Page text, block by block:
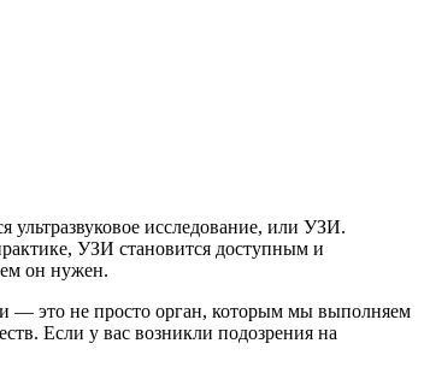
ультразвуковое исследование, или УЗИ.
УЗИ становится доступным и
он нужен.
— это не просто орган, которым мы выполняем
Если у вас возникли подозрения на